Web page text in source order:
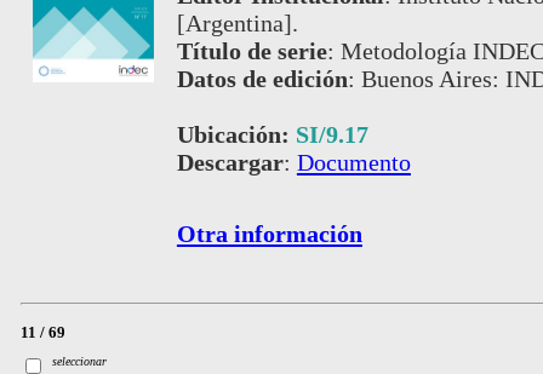
[Argentina].
Título de serie: Metodología
Datos de edición: Buenos Aires:
Ubicación: SI/9.17
Descargar: Documento
Otra información
11 / 69
seleccionar